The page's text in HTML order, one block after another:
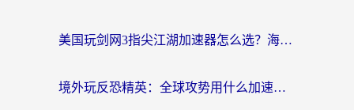
美国玩剑网3指尖江湖加速器怎么选？海外党亲测避坑指南
境外玩反恐精英：全球攻势用什么加速器？2026海外玩家亲测实用指南